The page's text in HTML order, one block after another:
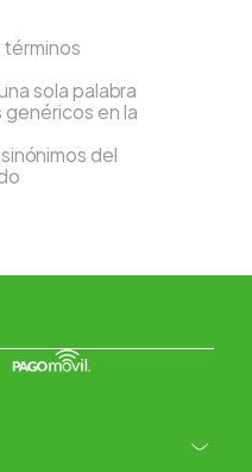
términos
sola palabra
en la
del
+